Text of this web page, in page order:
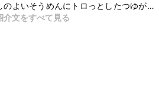
よいそうめんにトロっとしたつゆが
んつゆを使ってあっという間にできるの
介文をすべて見る